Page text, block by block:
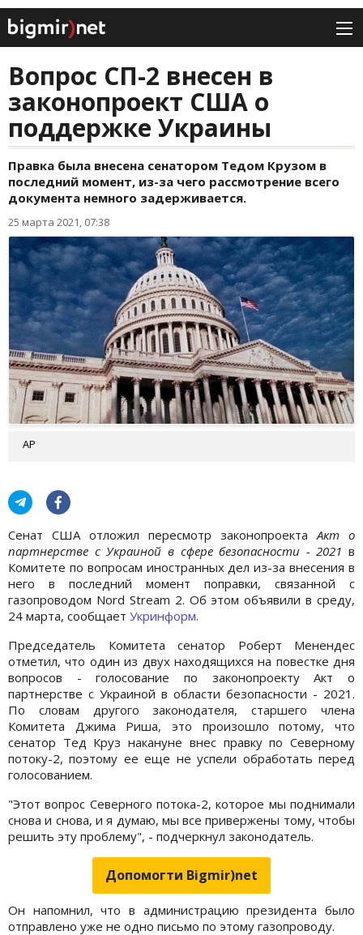
Вопрос СП-2 внесен в
законопроект США о
поддержке Украины
Правка была внесена сенатором Тедом Крузом в
последний момент, из-за чего рассмотрение всего
документа немного задерживается.
25 марта 2021, 07:38
АР
Сенат США отложил пересмотр законопроекта Акт о
партнерстве с Украиной в сфере безопасности - 2021 в
Комитете по вопросам иностранных дел из-за внесения в
него в последний момент поправки, связанной с
газопроводом Nord Stream 2. Об этом объявили в среду,
24 марта, сообщает Укринформ.
Председатель Комитета сенатор Роберт Менендес
отметил, что один из двух находящихся на повестке дня
вопросов - голосование по законопроекту Акт о
партнерстве с Украиной в области безопасности - 2021.
По словам другого законодателя, старшего члена
Комитета Джима Риша, это произошло потому, что
сенатор Тед Круз накануне внес правку по Северному
потоку-2, поэтому ее еще не успели обработать перед
голосованием.
"Этот вопрос Северного потока-2, которое мы поднимали
снова и снова, и я думаю, мы все привержены тому, чтобы
решить эту проблему", - подчеркнул законодатель.
Допомогти Bigmir)net
Он напомнил, что в администрацию президента было
отправлено уже не одно письмо по этому газопроводу.